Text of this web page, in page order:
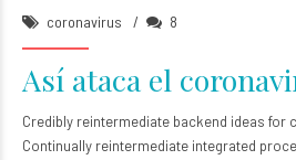
coronavirus 8
Así ataca el
Credibly reintermediate backend ideas for
Continually reintermediate integrated